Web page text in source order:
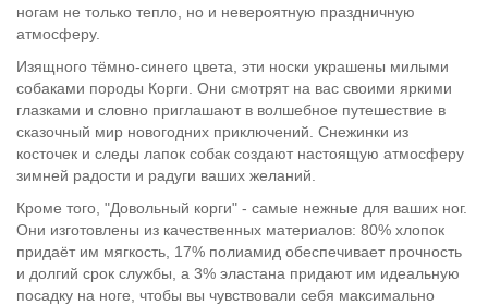
ногам не только тепло, но и невероятную праздничную
атмосферу.
Изящного тёмно-синего цвета, эти носки украшены милыми
собаками породы Корги. Они смотрят на вас своими яркими
глазками и словно приглашают в волшебное путешествие в
сказочный мир новогодних приключений. Снежинки из
косточек и следы лапок собак создают настоящую атмосферу
зимней радости и радуги ваших желаний.
Кроме того, "Довольный корги" - самые нежные для ваших ног.
Они изготовлены из качественных материалов: 80% хлопок
придаёт им мягкость, 17% полиамид обеспечивает прочность
и долгий срок службы, а 3% эластана придают им идеальную
посадку на ноге, чтобы вы чувствовали себя максимально